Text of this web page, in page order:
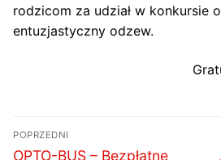
rodzicom za udział w konkursie
entuzjastyczny odzew.
Nawigacja
wpisu
POPRZEDNI
Poprzedni
OPTO-BUS – Bezpłatne